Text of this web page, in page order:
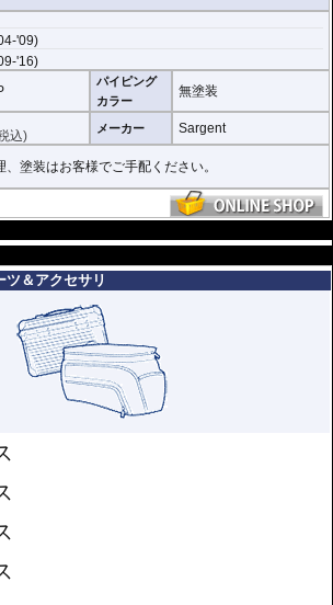
'09)
'16)
パイピング
カラー
無塗装
込) メーカー Sargent
塗装はお客様でご手配ください。
＆アクセサリ